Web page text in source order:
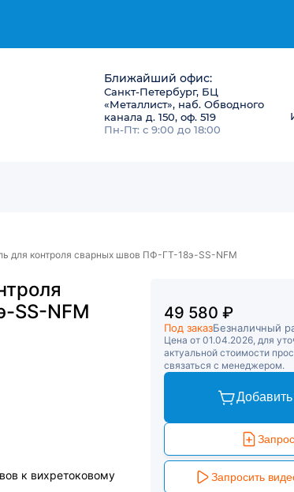
Ближайший офис:
Санкт-Петербург, БЦ
«Металлист», наб. Обводного
канала д. 150, оф. 519
Пн-Пт: с 9:00 до 18:00
для контроля сварных швов ПФ-ГТ-18э-SS-NFM
SS-NFM
к вихретоковому
49 580 ₽
Под заказБезналичный
Цена от 01.04.2026, для
актуальной стоимости
связаться с менеджером.
Добавить
Запросить